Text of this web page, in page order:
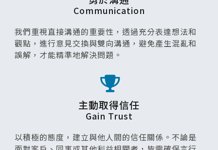
Communication
我們重視直接溝通的重要性，透過充分表達想法和
觀點，進行意見交換與雙向溝通，避免產生混亂和
誤解，才能精準地解決問題。
主動取得信任
Gain Trust
以積極的態度，建立與他人間的信任關係。不論是